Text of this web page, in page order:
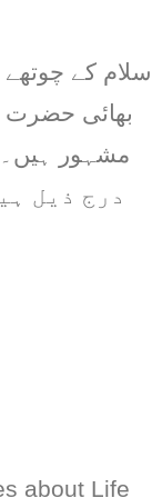
کے
بھائی
درج ذیل
about Life